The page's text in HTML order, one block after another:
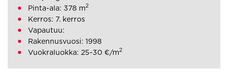
Pinta-ala: 378 m2
Kerros: 7. kerros
Vapautuu:
Rakennusvuosi: 1998
Vuokraluokka: 25-30 €/m2